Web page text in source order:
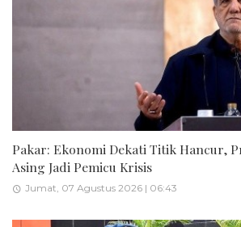
Pakar: Ekonomi Dekati Titik Hancur,
Asing Jadi Pemicu Krisis
Jumat, 07 Agustus 2026 | 06:43